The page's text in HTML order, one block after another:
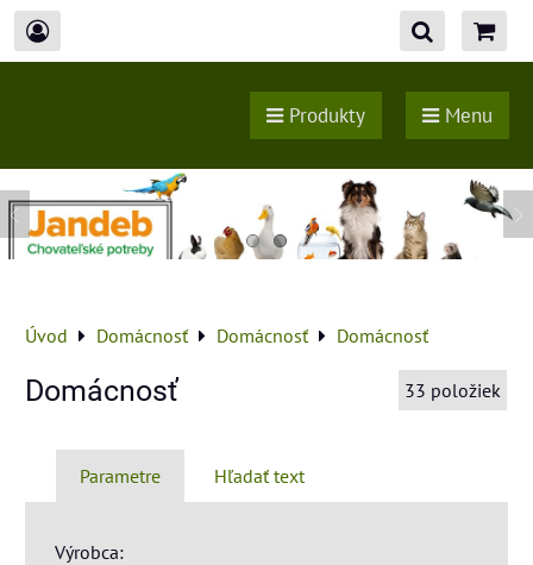
Produkty Menu
Úvod Domácnosť Domácnosť Domácnosť
Domácnosť 33 položiek
Parametre Hľadať text
Výrobca: